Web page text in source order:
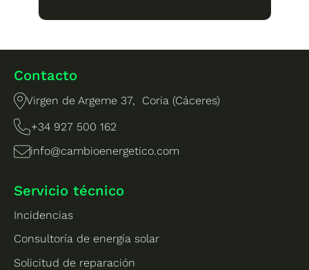
Contacto
Virgen de Argeme 37, Coria (Cáceres)
+34 927 500 162
info@cambioenergetico.com
Servicio técnico
Incidencias
Consultoría de energía solar
Solicitud de reparación